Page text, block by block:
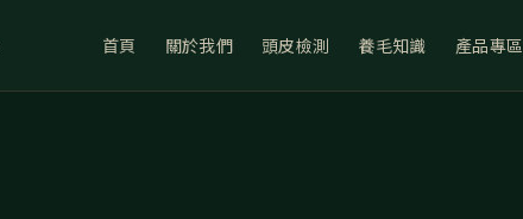
首頁 關於我們 頭皮檢測 養毛知識 產品專區